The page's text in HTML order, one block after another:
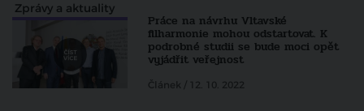
Zprávy a aktuality
Práce na návrhu Vltavské
filharmonie mohou odstartovat. K
podrobné studii se bude moci opět
vyjádřit veřejnost
Článek / 12. 10. 2022